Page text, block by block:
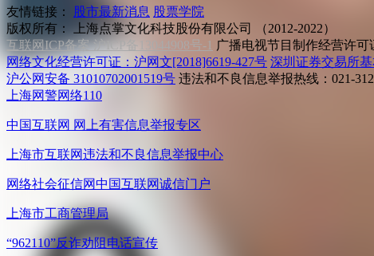
友情链接： 股市最新消息 股票学院
版权所有：
上海点掌文化科技股份有限公司 （2012-2022）
互联网ICP备案 沪ICP备13044908号-1 广播电视节目制作经营许可
网络文化经营许可证：沪网文[2018]6619-427号 深圳证券交易所
沪公网安备 31010702001519号 违法和不良信息举报热线：021-
上海网警网络110
中国互联网 网上有害信息举报专区
上海市互联网违法和不良信息举报中心
网络社会征信网中国互联网诚信门户
上海市工商管理局
“962110”反诈劝阻电话宣传